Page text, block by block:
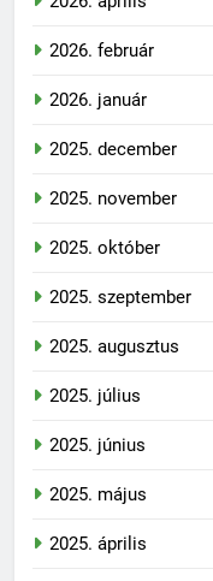
2026. február
2026. január
2025. december
2025. november
2025. október
2025. szeptember
2025. augusztus
2025. július
2025. június
2025. május
2025. április